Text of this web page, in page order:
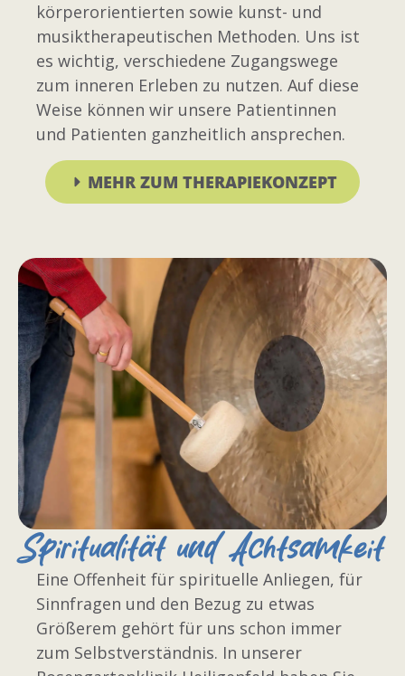
körperorientierten sowie kunst- und
musiktherapeutischen Methoden. Uns ist
es wichtig, verschiedene Zugangswege
zum inneren Erleben zu nutzen. Auf diese
Weise können wir unsere Patientinnen
und Patienten ganzheitlich ansprechen.
MEHR ZUM THERAPIEKONZEPT
Spiritualität und Achtsamkeit
Eine Offenheit für spirituelle Anliegen, für
Sinnfragen und den Bezug zu etwas
Größerem gehört für uns schon immer
zum Selbstverständnis. In unserer